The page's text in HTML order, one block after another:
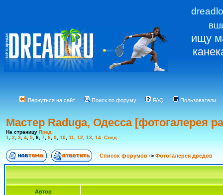
ищу
Вернуться на сайт Поиск по форуму FAQ Пользователи
Мастер Raduga, Одесса [фотогалерея
На страницу Пред.
1
2 3 4 5 6 7 8 9 10 11 12 13 14 След.
Список форумов -> Фотогалерея дредов
Автор